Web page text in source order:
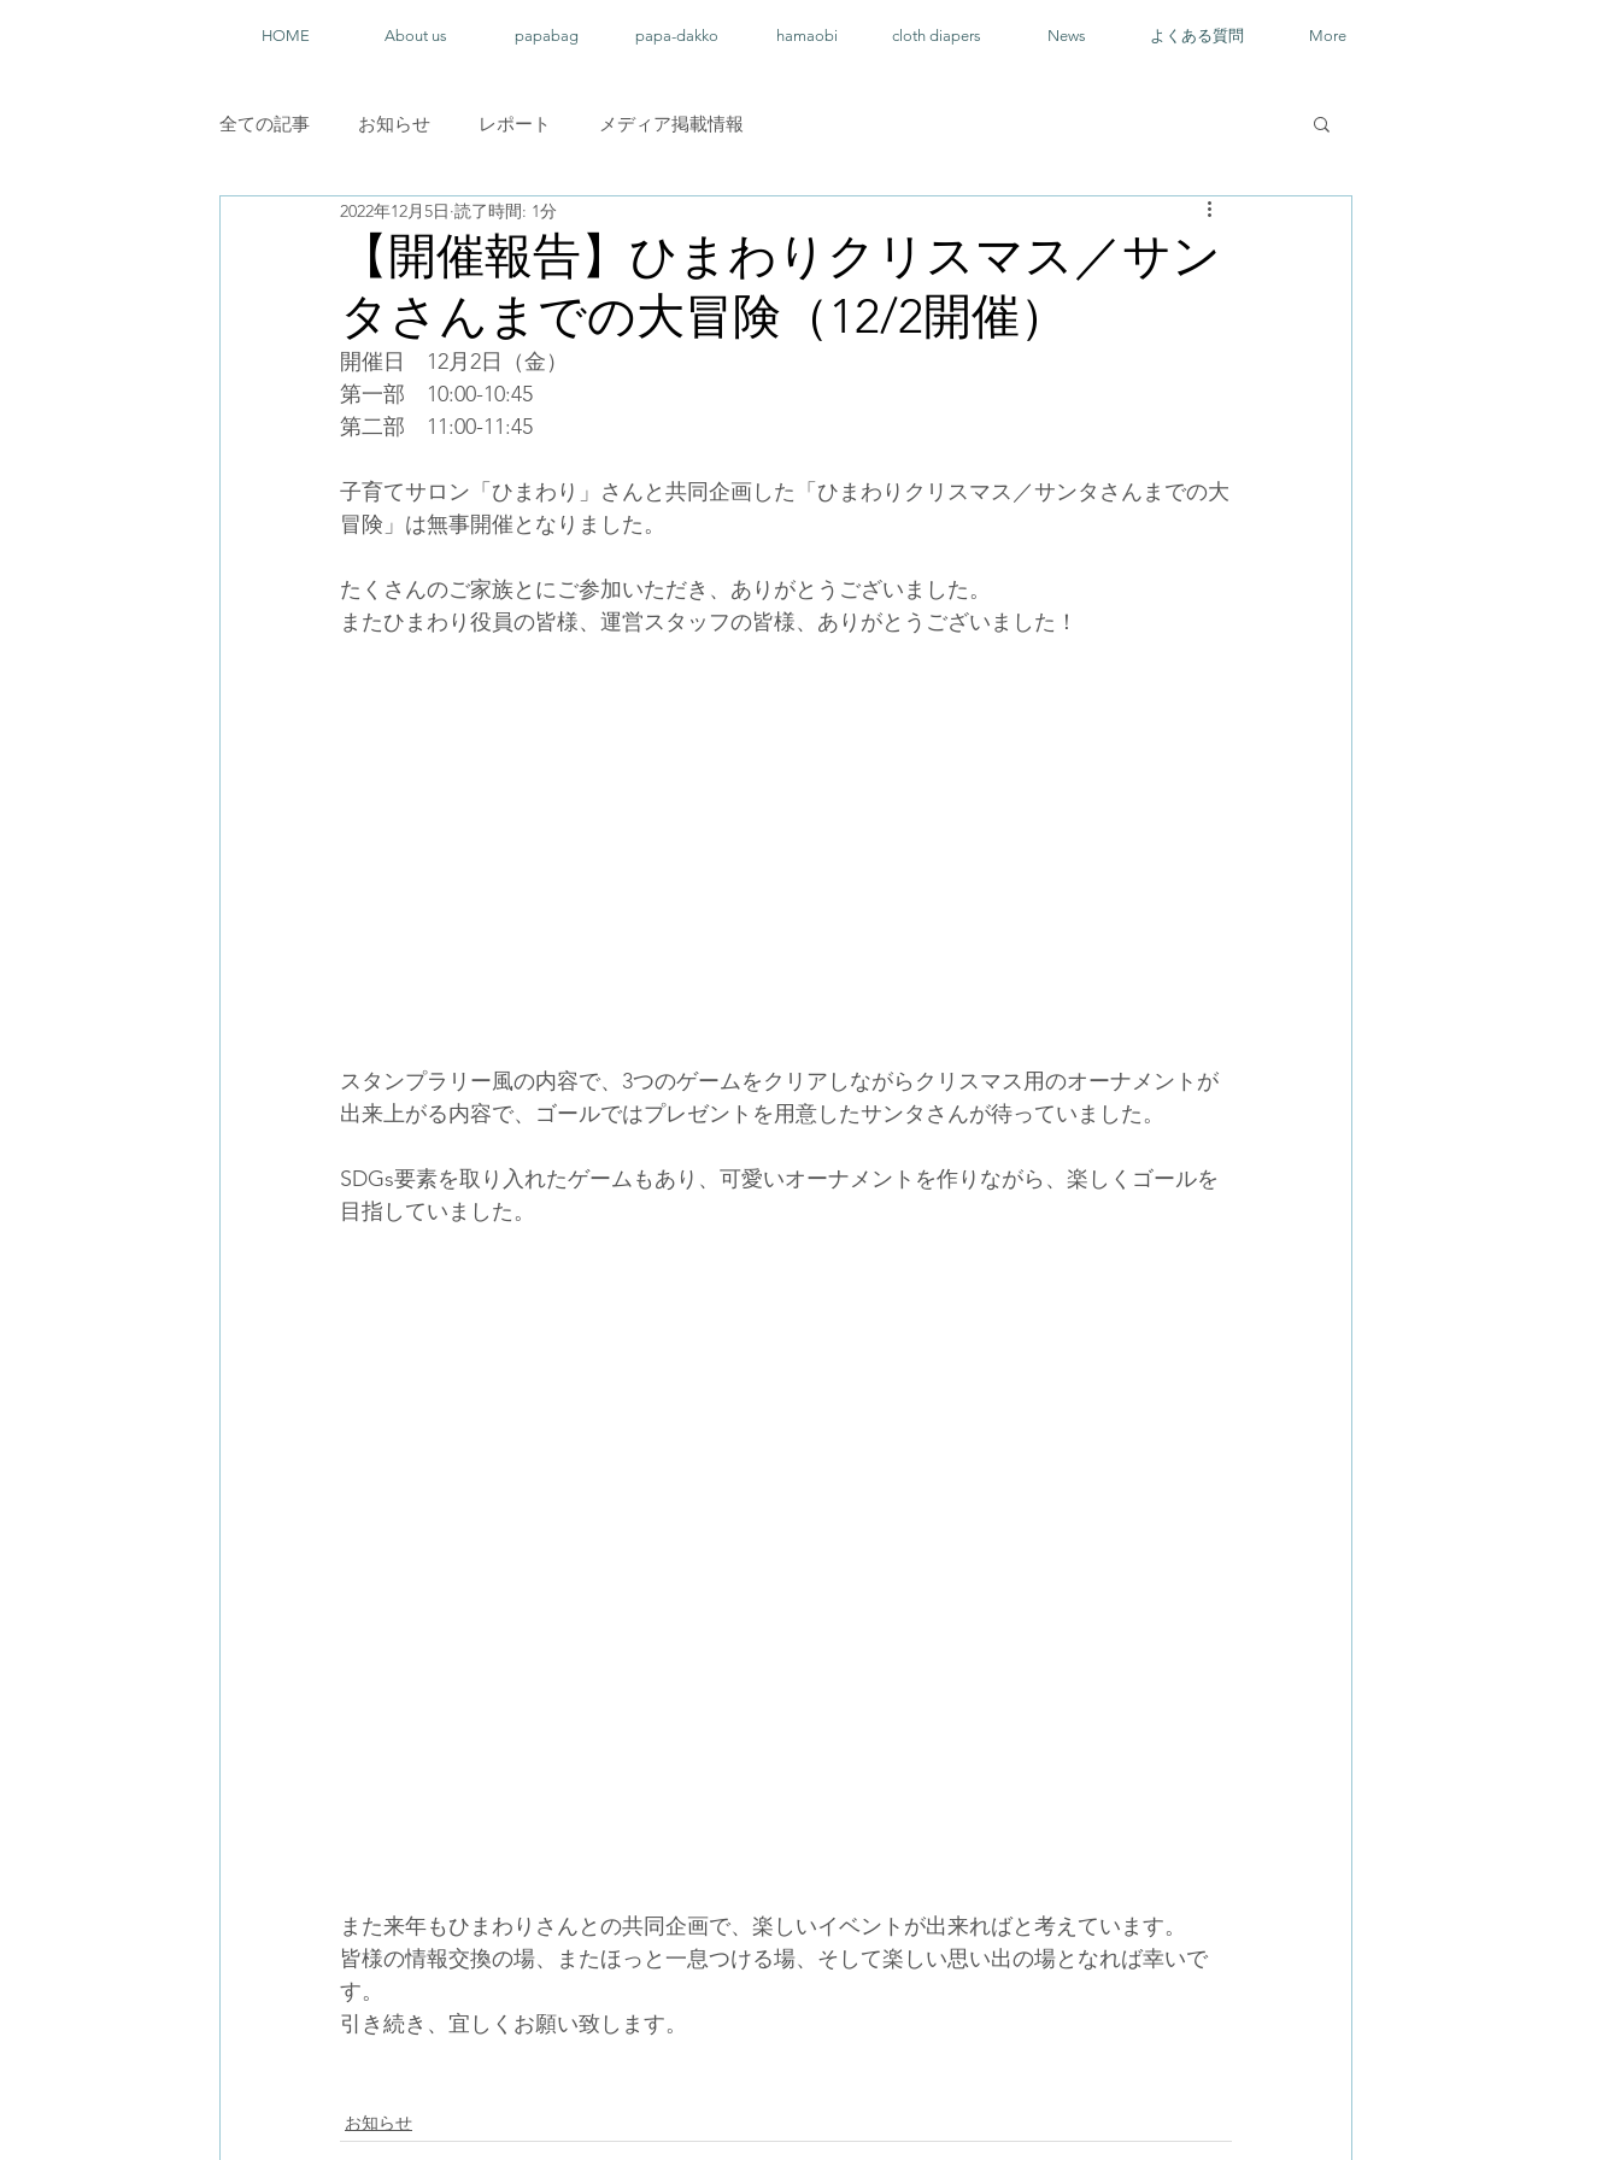
HOME About us papabag papa-dakko hamaobi cloth diapers News よくある質問 More
全ての記事 お知らせ レポート メディア掲載情報
【開催報告】ひまわりクリスマス／サン
タさんまでの大冒険（12/2開催）
2022年12月5日 読了時間: 1分
開催日　12月2日（金）
第一部　10:00-10:45
第二部　11:00-11:45
子育てサロン「ひまわり」さんと共同企画した「ひまわりクリスマス／サンタさんまでの大
冒険」は無事開催となりました。
たくさんのご家族とにご参加いただき、ありがとうございました。
またひまわり役員の皆様、運営スタッフの皆様、ありがとうございました！
スタンプラリー風の内容で、3つのゲームをクリアしながらクリスマス用のオーナメントが
出来上がる内容で、ゴールではプレゼントを用意したサンタさんが待っていました。
SDGs要素を取り入れたゲームもあり、可愛いオーナメントを作りながら、楽しくゴールを
目指していました。
また来年もひまわりさんとの共同企画で、楽しいイベントが出来ればと考えています。
皆様の情報交換の場、またほっと一息つける場、そして楽しい思い出の場となれば幸いで
す。
引き続き、宜しくお願い致します。
お知らせ